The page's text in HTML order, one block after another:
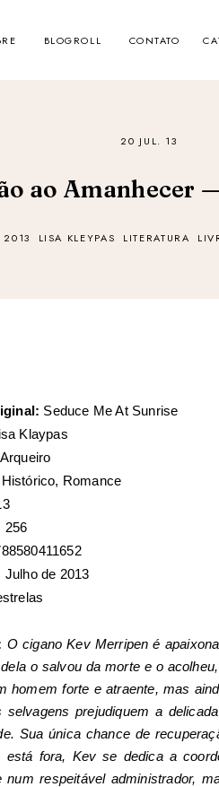
BLOGROLL CONTATO
20 JUL. 13
ao Amanhecer
2013 LISA KLEYPAS LITERATURA
Seduce Me At Sunrise
Klaypas
Arqueiro
Histórico, Romance
256
Julho de 2013
O cigano Kev Merripen é
o salvou da morte e o
homem forte e atraente, mas
prejudiquem a
Sua única chance de
está fora, Kev se dedica a
respeitável administrador,